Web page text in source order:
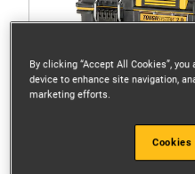
By clicking “Accept All Cookies”,
device to enhance site navigation,
marketing efforts.